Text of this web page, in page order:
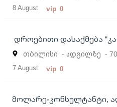
8 August vip 0
დროებითი დასაქმება
თბილისი - ადგილზე -
7 August vip 0
მოლარე-კონსულტანტი,